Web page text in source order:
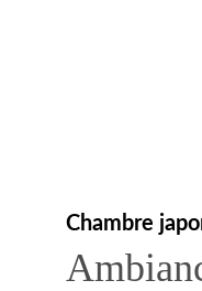
Chambre